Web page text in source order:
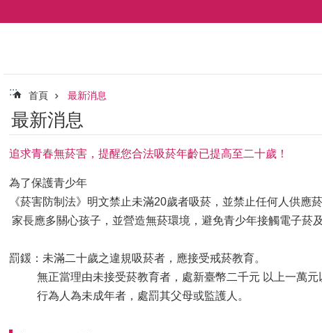
::: 首頁 最新消息
最新消息
追求青春無菸害，提醒您合法吸菸年齡已提高至二十歲！
為了保護青少年
《菸害防制法》明文禁止未滿20歲者吸菸，並禁止任何人供應
家長應多關心孩子，並營造無菸環境，避免青少年接觸電子菸
罰鍰：未滿二十歲之違規吸菸者，應接受戒菸教育。
無正當理由未接受菸教育者，處新臺幣二千元 以上一萬元
行為人為未成年者，處罰其父母或監護人。